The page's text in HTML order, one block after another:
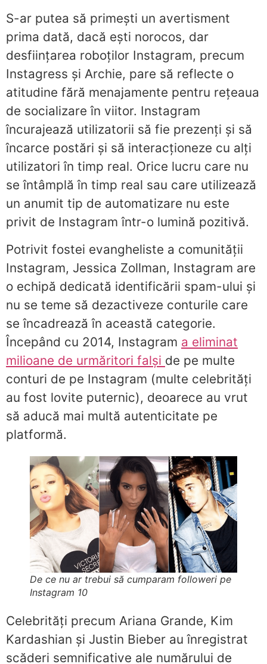
S-ar putea să primești un avertisment
prima dată, dacă ești norocos, dar
desființarea roboților Instagram, precum
Instagress și Archie, pare să reflecte o
atitudine fără menajamente pentru rețeaua
de socializare în viitor. Instagram
încurajează utilizatorii să fie prezenți și să
încarce postări și să interacționeze cu alți
utilizatori în timp real. Orice lucru care nu
se întâmplă în timp real sau care utilizează
un anumit tip de automatizare nu este
privit de Instagram într-o lumină pozitivă.
Potrivit fostei evangheliste a comunității
Instagram, Jessica Zollman, Instagram are
o echipă dedicată identificării spam-ului și
nu se teme să dezactiveze conturile care
se încadrează în această categorie.
Începând cu 2014, Instagram a eliminat
milioane de urmăritori falși de pe multe
conturi de pe Instagram (multe celebrități
au fost lovite puternic), deoarece au vrut
să aducă mai multă autenticitate pe
platformă.
De ce nu ar trebui să cumparam followeri pe
Instagram 10
Celebrități precum Ariana Grande, Kim
Kardashian și Justin Bieber au înregistrat
scăderi semnificative ale numărului de